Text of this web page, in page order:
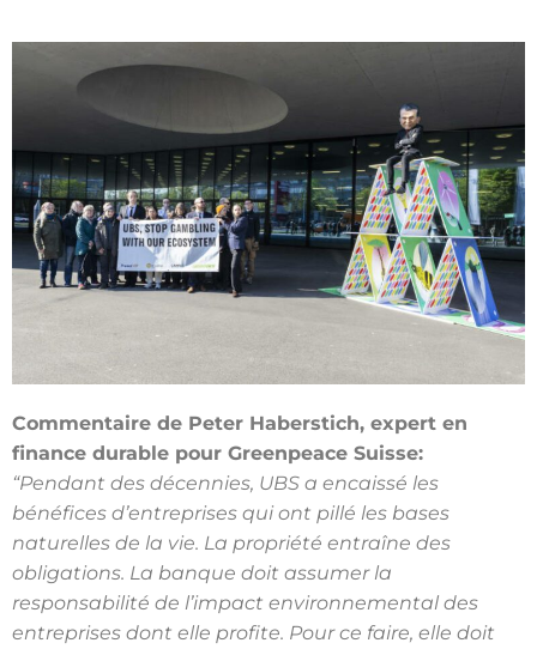
Commentaire de Peter Haberstich, expert en
finance durable pour Greenpeace Suisse:
“Pendant des décennies, UBS a encaissé les
bénéfices d’entreprises qui ont pillé les bases
naturelles de la vie. La propriété entraîne des
obligations. La banque doit assumer la
responsabilité de l’impact environnemental des
entreprises dont elle profite. Pour ce faire, elle doit